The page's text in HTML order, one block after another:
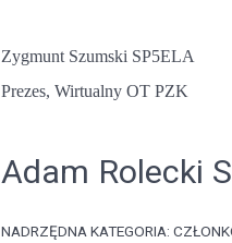
Zygmunt Szumski SP5ELA
Prezes, Wirtualny OT PZK
Adam Rolecki
NADRZĘDNA KATEGORIA: